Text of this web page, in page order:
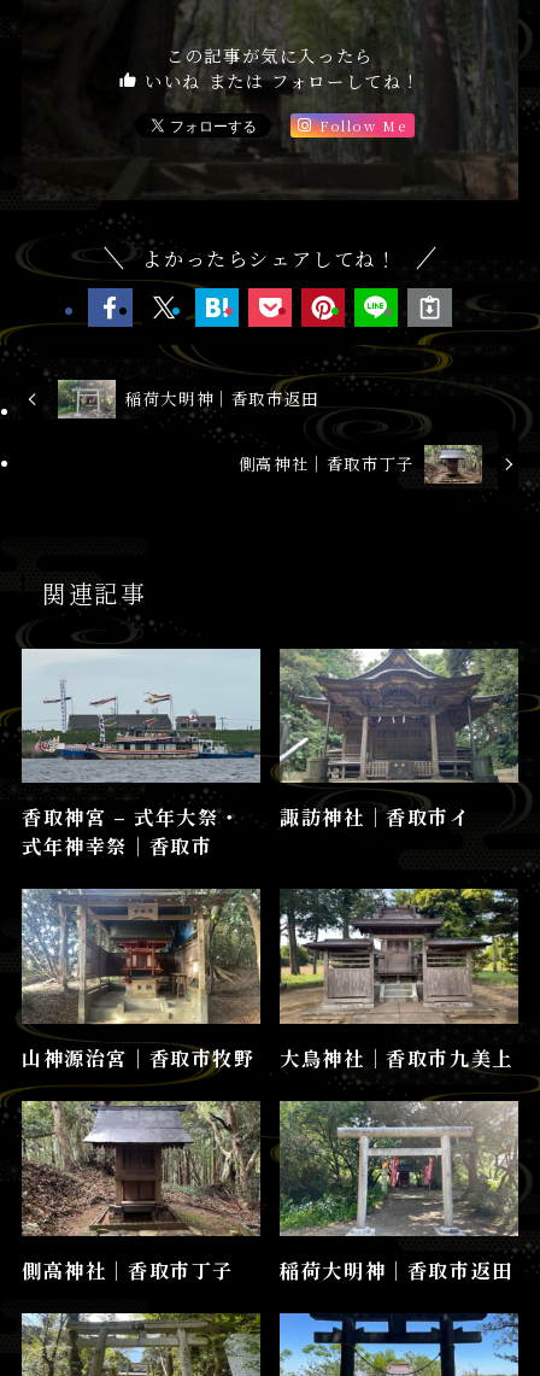
この記事が気に入ったら
いいね または フォローしてね！
Follow Me
よかったらシェアしてね！
稲荷大明神│香取市返田
側高神社│香取市丁子
関連記事
香取神宮 – 式年大祭・
式年神幸祭│香取市
諏訪神社│香取市イ
山神源治宮│香取市牧野 大鳥神社│香取市九美上
側高神社│香取市丁子 稲荷大明神│香取市返田